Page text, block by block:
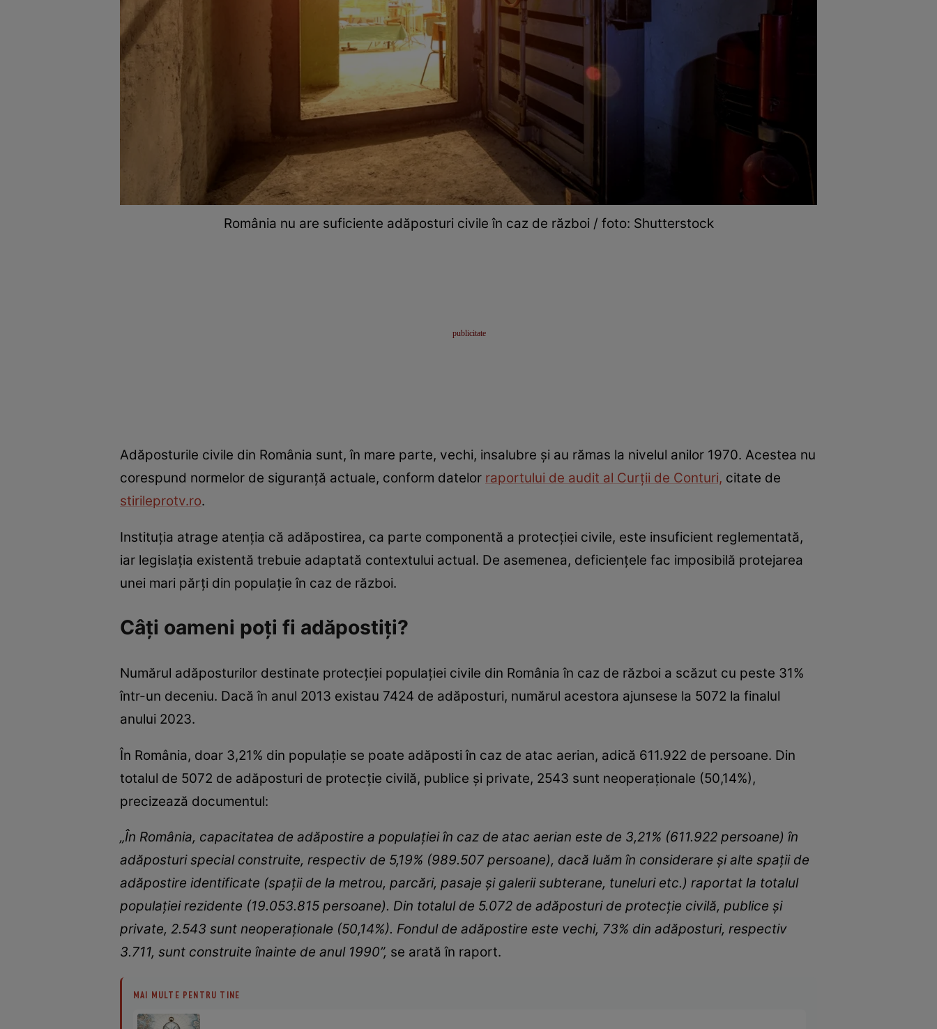
România nu are suficiente adăposturi civile în caz de război / foto: Shutterstock
Adăposturile civile din România sunt, în mare parte, vechi, insalubre și au rămas la nivelul anilor 1970. Acestea nu
corespund normelor de siguranță actuale, conform datelor raportului de audit al Curții de Conturi, citate de
stirileprotv.ro.
Instituția atrage atenția că adăpostirea, ca parte componentă a protecției civile, este insuficient reglementată,
iar legislația existentă trebuie adaptată contextului actual. De asemenea, deficiențele fac imposibilă protejarea
unei mari părți din populație în caz de război.
Câți oameni poți fi adăpostiți?
Numărul adăposturilor destinate protecţiei populaţiei civile din România în caz de război a scăzut cu peste 31%
într-un deceniu. Dacă în anul 2013 existau 7424 de adăposturi, numărul acestora ajunsese la 5072 la finalul
anului 2023.
În România, doar 3,21% din populație se poate adăposti în caz de atac aerian, adică 611.922 de persoane. Din
totalul de 5072 de adăposturi de protecţie civilă, publice şi private, 2543 sunt neoperaţionale (50,14%),
precizează documentul:
„În România, capacitatea de adăpostire a populaţiei în caz de atac aerian este de 3,21% (611.922 persoane) în
adăposturi special construite, respectiv de 5,19% (989.507 persoane), dacă luăm în considerare şi alte spaţii de
adăpostire identificate (spaţii de la metrou, parcări, pasaje şi galerii subterane, tuneluri etc.) raportat la totalul
populaţiei rezidente (19.053.815 persoane). Din totalul de 5.072 de adăposturi de protecţie civilă, publice şi
private, 2.543 sunt neoperaţionale (50,14%). Fondul de adăpostire este vechi, 73% din adăposturi, respectiv
3.711, sunt construite înainte de anul 1990”, se arată în raport.
MAI MULTE PENTRU TINE